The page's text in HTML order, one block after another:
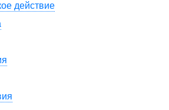
действие